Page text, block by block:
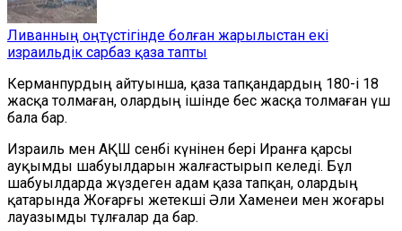
Ливанның оңтүстігінде болған жарылыстан екі
израильдік сарбаз қаза тапты
Керманпурдың айтуынша, қаза тапқандардың 180-і 18
жасқа толмаған, олардың ішінде бес жасқа толмаған үш
бала бар.
Израиль мен АҚШ сенбі күнінен бері Иранға қарсы
ауқымды шабуылдарын жалғастырып келеді. Бұл
шабуылдарда жүздеген адам қаза тапқан, олардың
қатарында Жоғарғы жетекші Әли Хаменеи мен жоғары
лауазымды тұлғалар да бар.